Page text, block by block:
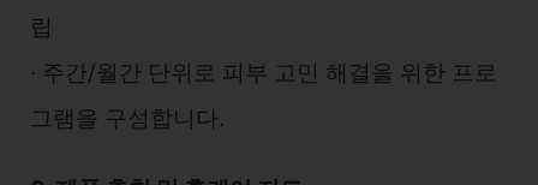
립
∙ 주간/월간 단위로 피부 고민 해결을 위한 프로
그램을 구성합니다.